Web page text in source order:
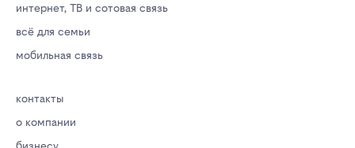
интернет, ТВ и сотовая связь
всё для семьи
мобильная связь
контакты
о компании